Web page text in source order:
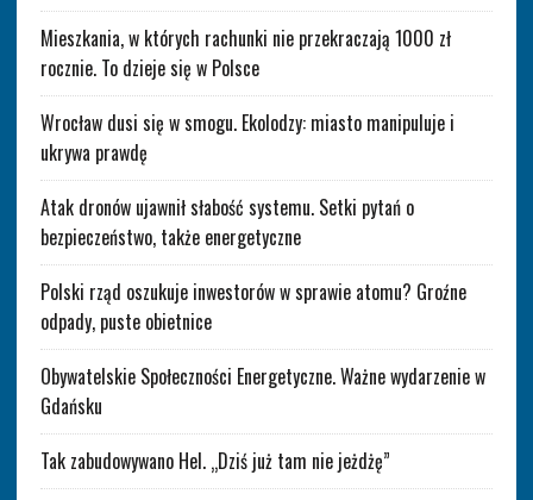
Mieszkania, w których rachunki nie przekraczają 1000 zł
rocznie. To dzieje się w Polsce
Wrocław dusi się w smogu. Ekolodzy: miasto manipuluje i
ukrywa prawdę
Atak dronów ujawnił słabość systemu. Setki pytań o
bezpieczeństwo, także energetyczne
Polski rząd oszukuje inwestorów w sprawie atomu? Groźne
odpady, puste obietnice
Obywatelskie Społeczności Energetyczne. Ważne wydarzenie w
Gdańsku
Tak zabudowywano Hel. „Dziś już tam nie jeżdżę”